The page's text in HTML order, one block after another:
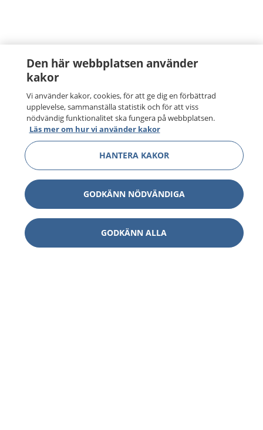
Den här webbplatsen använder
kakor
Vi använder kakor, cookies, för att ge dig en förbättrad
upplevelse, sammanställa statistik och för att viss
nödvändig funktionalitet ska fungera på webbplatsen.
Läs mer om hur vi använder kakor
HANTERA KAKOR
GODKÄNN NÖDVÄNDIGA
GODKÄNN ALLA